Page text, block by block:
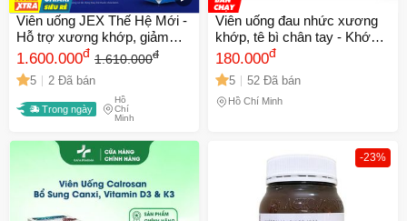
Viên uống JEX Thế Hệ Mới -
Hỗ trợ xương khớp, giảm
đau thoái hóa khớp, 60 viên
& 30 viên, bổ sung sức khỏe
chính hãng
1.600.000đ 1.610.000đ
5 2 Đã bán
Trong ngày
Hồ
Chí
Minh
Viên uống đau nhức xương
khớp, tê bì chân tay - Khớp
đỏ Mujarhabat Kapsul - Xuất
xứ Malaysia - Hộp 20 ống -
Mã 2055
180.000đ
5 52 Đã bán
Hồ Chí Minh
-23%
Áp dụng cho đơn hàng từ:0
Chỉ áp dụng cho gian hàng:
Ngày hết hạn:
LẤY MÃ NGAY